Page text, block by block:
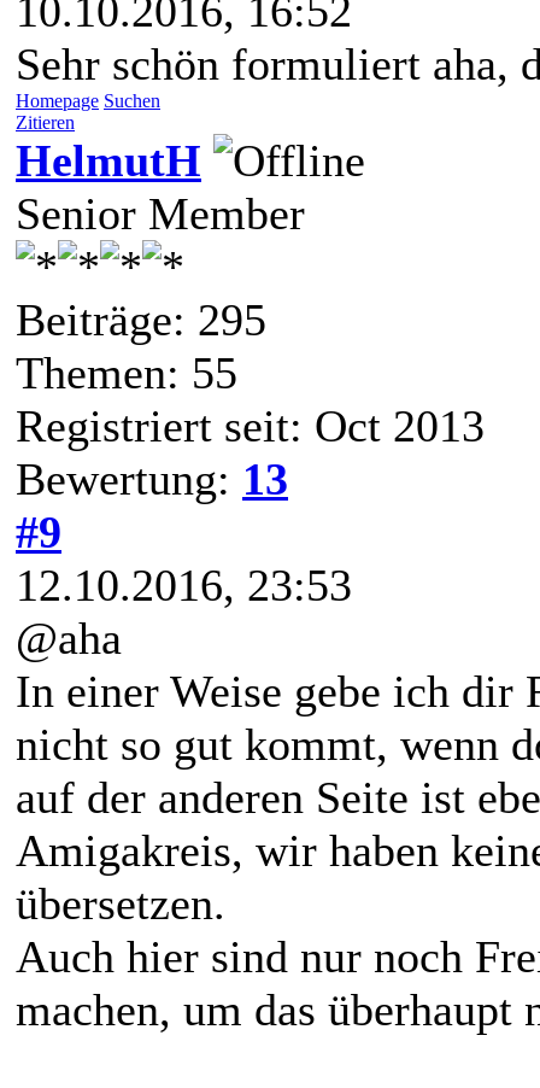
10.10.2016, 16:52
Sehr schön formuliert aha,
Homepage Suchen
Zitieren
HelmutH
Senior Member
Beiträge: 295
Themen: 55
Registriert seit: Oct 2013
Bewertung: 13
#9
12.10.2016, 23:53
@aha
In einer Weise gebe ich dir
nicht so gut kommt, wenn
auf der anderen Seite ist
Amigakreis, wir haben
übersetzen.
Auch hier sind nur noch
machen, um das überhaupt